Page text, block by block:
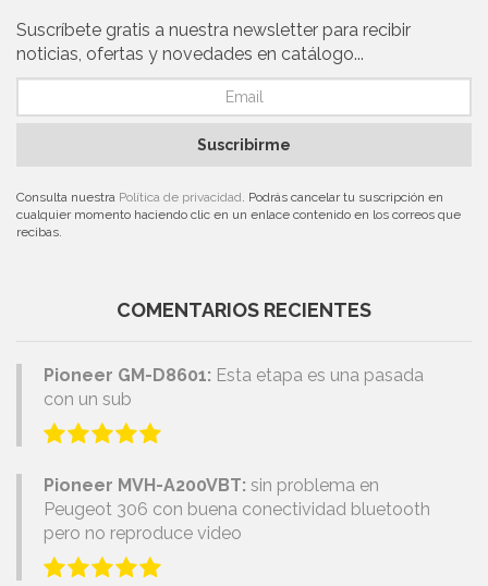
Suscríbete gratis a nuestra newsletter para recibir
noticias, ofertas y novedades en catálogo...
Suscribirme
Consulta nuestra Política de privacidad . Podrás cancelar tu suscripción en
cualquier momento haciendo clic en un enlace contenido en los correos que
recibas.
COMENTARIOS RECIENTES
Pioneer GM-D8601: Esta etapa es una pasada
con un sub
Pioneer MVH-A200VBT: sin problema en
Peugeot 306 con buena conectividad bluetooth
pero no reproduce video